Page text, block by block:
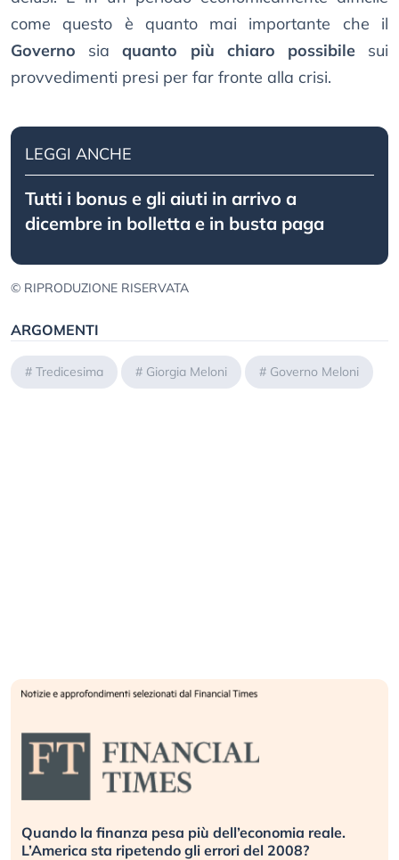
come questo è quanto mai importante che il
Governo siaquanto più chiaro possibilesui
provvedimenti presi per far fronte alla crisi.
LEGGI ANCHE
Tutti i bonus e gli aiuti in arrivo a
dicembre in bolletta e in busta paga
© RIPRODUZIONE RISERVATA
ARGOMENTI
# Tredicesima # Giorgia Meloni # Governo Meloni
Quando la finanza pesa più dell’economia reale.
L’America sta ripetendo gli errori del 2008?